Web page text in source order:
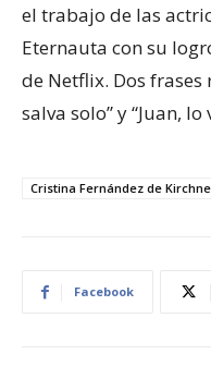
el trabajo de las
Eternauta con su
de Netflix. Dos frases
salva solo” y “Juan,
Cristina Fernández de
Facebook